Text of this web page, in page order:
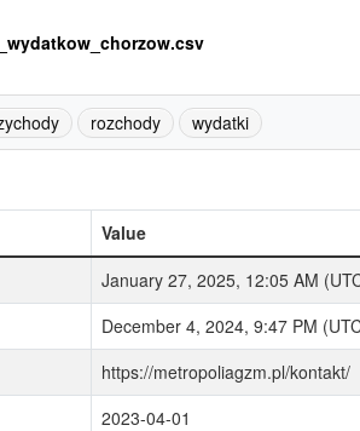
rozchody wydatki
Value
January 27, 2025, 12:05 AM
December 4, 2024, 9:47 PM
https://metropoliagzm.pl/kontakt/
2023-04-01